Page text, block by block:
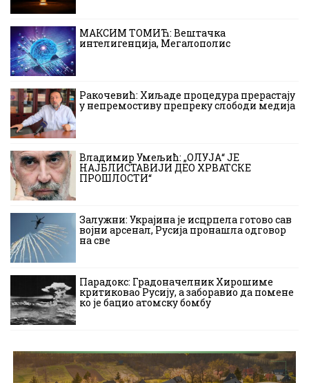
МАКСИМ ТОМИЋ: Вештачка
интелигенција, Мегалополис
Ракочевић: Хиљаде процедура прерастају
у непремостиву препреку слободи медија
Владимир Умељић: „ОЛУЈА“ ЈЕ
НАЈБЛИСТАВИЈИ ДЕО ХРВАТСКЕ
ПРОШЛОСТИ“
Залужни: Украјина је исцрпела готово сав
војни арсенал, Русија пронашла одговор
на све
Парадокс: Градоначелник Хирошиме
критиковао Русију, а заборавио да помене
ко је бацио атомску бомбу